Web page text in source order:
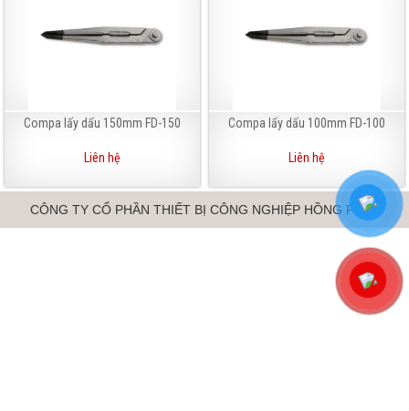
Compa lấy dấu 150mm FD-150
Liên hệ
Compa lấy dấu 100mm FD-100
Liên hệ
CÔNG TY CỔ PHẦN THIẾT BỊ CÔNG NGHIỆP HỒNG PHÁT